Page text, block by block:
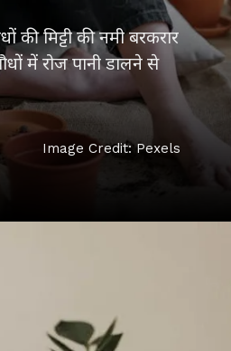
की मिट्टी की नमी बरकरार
में रोज पानी डालने से
Image Credit: Pexels